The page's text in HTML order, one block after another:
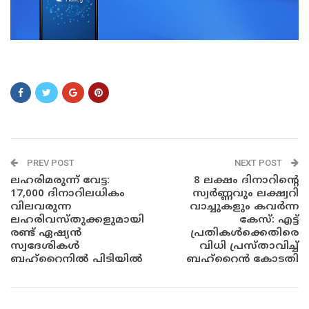
PREV POST
ലഹരിമരുന്ന് വേട്ട:
17,000 ദിനാറിലധികം
വിലവരുന്ന
ലഹരിവസ്തുക്കളുമായി
രണ്ട് ഏഷ്യൻ
സ്വദേശികൾ
ബഹ്‌റൈനിൽ പിടിയിൽ
NEXT POST
8 ലക്ഷം ദിനാറിന്റെ
സ്വർണ്ണവും ലക്ഷ്വറി
വാച്ചുകളും കവർന്ന
കേസ്: എട്ട്
പ്രതികൾക്കെതിരെ
വിധി പ്രസ്താവിച്ച്
ബഹ്‌റൈൻ കോടതി